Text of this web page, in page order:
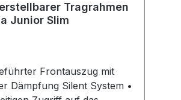
Tragrahmen
Junior Slim
Frontauszug mit
Dämpfung Silent System •